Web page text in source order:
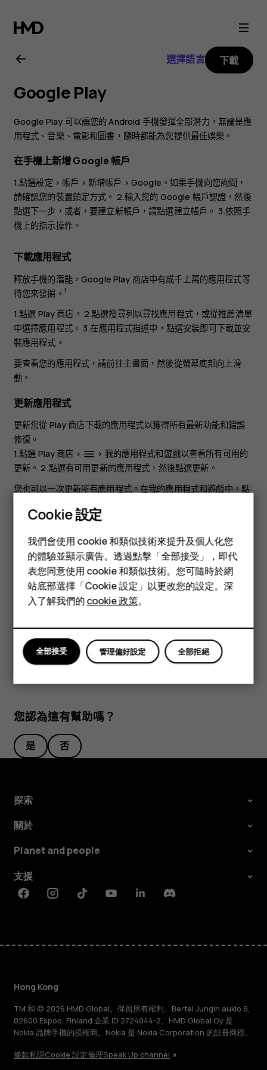
Nokia
8.1
用
戶
指
南
智慧型手機
功能型手機
配件
平板電腦
選擇語言 下載
Google Play
Google Play 可以讓您的 Android 手機發揮全部潛力，無論是應
用程式、音樂、電影和圖書，隨時都能為您提供最佳娛樂。
在手機上新增 Google 帳戶
1.點選設定 > 帳戶 > 新增帳戶 > Google 。如果手機向您詢問，
請確認您的裝置鎖定方式。 2.輸入您的 Google 帳戶認證，然後
點選下一步 ，或者，要建立新帳戶，請點選建立帳戶 。 3.依照手
機上的指示操作。
下載應用程式
釋放手機的潛能，Google Play 商店中有成千上萬的應用程式等
待您來發掘。 1
1.點選 Play 商店 。 2.點選搜尋列以尋找應用程式，或從推薦清單
中選擇應用程式。 3.在應用程式描述中，點選安裝即可下載並安
裝應用程式。
要查看您的應用程式，請前往主畫面，然後從螢幕底部向上滑
動。
更新應用程式
更新您從 Play 商店下載的應用程式以獲得所有最新功能和錯誤
修復。
1.點選 Play 商店 > menu > 我的應用程式和遊戲以查看所有可用的
更新。 2.點選有可用更新的應用程式，然後點選更新 。
您也可以一次更新所有應用程式。在我的應用程式和遊戲中，點
點選Play 商店>menu>我的應用程式和遊戲，選擇您想要移除的
應用程式，然後點選解除安裝。
通過 Google Play 取得音樂、電影或書籍
點選音樂、電影或圖書以獲取更多資訊。
您認為這有幫助嗎？
是 否
探索
關於
Planet and people
支援
FacebookInstagramTiktokYoutubeLinkedinDiscord
Hong Kong
TM 和 © 2026 HMD Global。保留所有權利。Bertel Jungin aukio 9,
02600 Espoo, Finland.企業 ID 2724044-2。HMD Global Oy 是
Nokia 品牌手機的授權商。Nokia 是 Nokia Corporation 的註冊商標。
條款私隱Cookie 設定倫理Speak Up channel
Cookie 設定
我們會使用 cookie 和類似技術來提升及個人化您
的體驗並顯示廣告。透過點擊「全部接受」，即代
表您同意使用 cookie 和類似技術。您可隨時於網
站底部選擇「Cookie 設定」以更改您的設定。深
入了解我們的cookie 政策。
全部拒絕
管理偏好設定
全部接受